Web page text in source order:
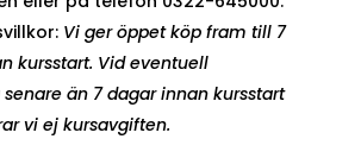
Vi ger öppet köp fram till 7
kursstart. Vid eventuell
än 7 dagar innan kursstart
vi ej kursavgiften.